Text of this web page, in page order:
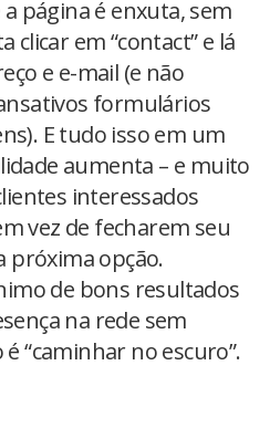
página é enxuta, sem
clicar em “contact” e lá
e e-mail (e não
formulários
E tudo isso em um
aumenta – e muito
interessados
vez de fecharem seu
próxima opção.
de bons resultados
na rede sem
“caminhar no escuro”.